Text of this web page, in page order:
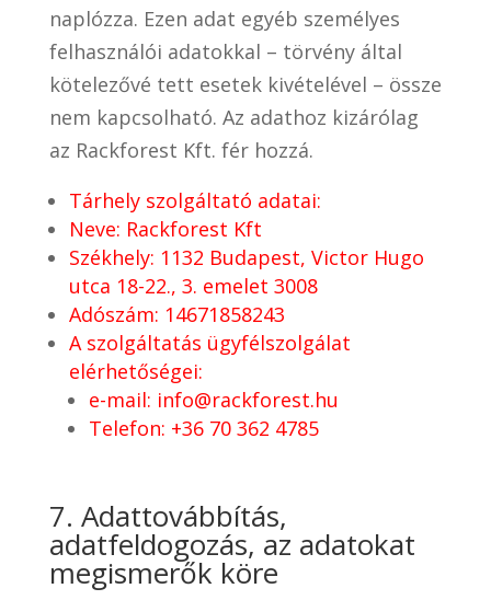
naplózza. Ezen adat egyéb személyes
felhasználói adatokkal – törvény által
kötelezővé tett esetek kivételével – össze
nem kapcsolható. Az adathoz kizárólag
az Rackforest Kft. fér hozzá.
Tárhely szolgáltató adatai:
Neve: Rackforest Kft
Székhely: 1132 Budapest, Victor Hugo
utca 18-22., 3. emelet 3008
Adószám: 14671858243
A szolgáltatás ügyfélszolgálat
elérhetőségei:
e-mail: info@rackforest.hu
Telefon: +36 70 362 4785
7. Adattovábbítás,
adatfeldogozás, az adatokat
megismerők köre